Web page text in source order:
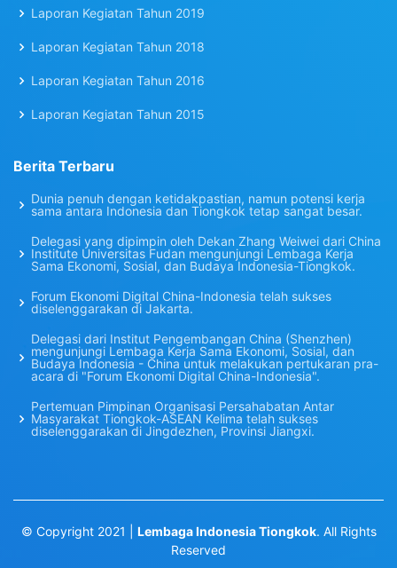
Laporan Kegiatan Tahun 2019
Laporan Kegiatan Tahun 2018
Laporan Kegiatan Tahun 2016
Laporan Kegiatan Tahun 2015
Berita Terbaru
Dunia penuh dengan ketidakpastian, namun potensi kerja
sama antara Indonesia dan Tiongkok tetap sangat besar.
Delegasi yang dipimpin oleh Dekan Zhang Weiwei dari China
Institute Universitas Fudan mengunjungi Lembaga Kerja
Sama Ekonomi, Sosial, dan Budaya Indonesia-Tiongkok.
Forum Ekonomi Digital China-Indonesia telah sukses
diselenggarakan di Jakarta.
Delegasi dari Institut Pengembangan China (Shenzhen)
mengunjungi Lembaga Kerja Sama Ekonomi, Sosial, dan
Budaya Indonesia - China untuk melakukan pertukaran pra-
acara di "Forum Ekonomi Digital China-Indonesia".
Pertemuan Pimpinan Organisasi Persahabatan Antar
Masyarakat Tiongkok-ASEAN Kelima telah sukses
diselenggarakan di Jingdezhen, Provinsi Jiangxi.
© Copyright 2021 | Lembaga Indonesia Tiongkok. All Rights
Reserved